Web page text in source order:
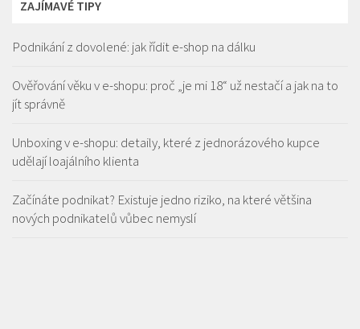
ZAJÍMAVÉ TIPY
Podnikání z dovolené: jak řídit e-shop na dálku
Ověřování věku v e-shopu: proč „je mi 18“ už nestačí a jak na to
jít správně
Unboxing v e-shopu: detaily, které z jednorázového kupce
udělají loajálního klienta
Začínáte podnikat? Existuje jedno riziko, na které většina
nových podnikatelů vůbec nemyslí